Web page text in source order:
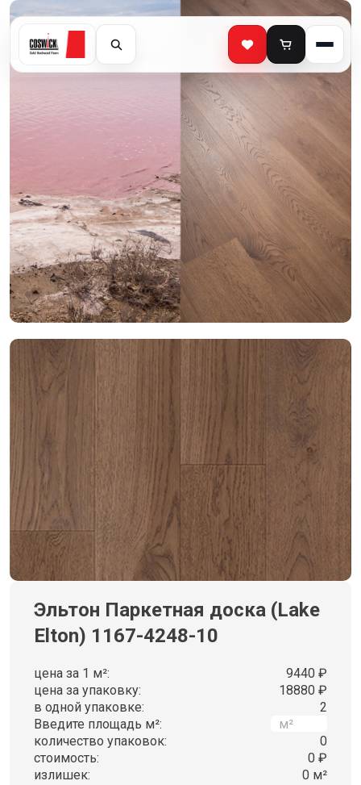
Эльтон Паркетная доска (Lake
Elton) 1167-4248-10
цена за 1 м²:
9440 ₽
цена за упаковку:
18880 ₽
в одной упаковке:
2
Введите площадь м²:
количество упаковок:
0
стоимость:
0 ₽
излишек:
0 м²